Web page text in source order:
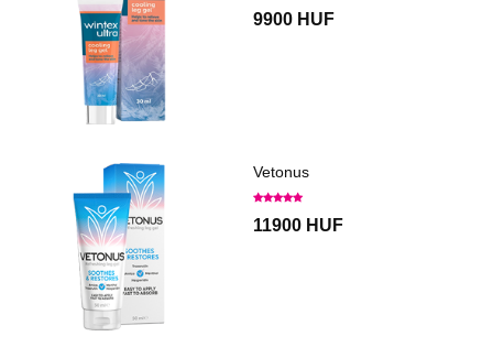
9900 HUF
Vetonus
11900 HUF